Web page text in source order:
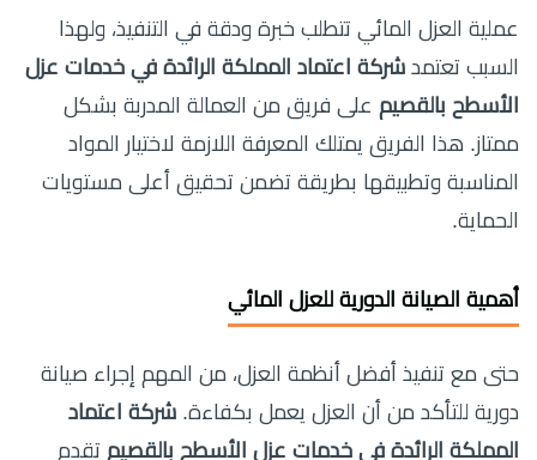
عملية العزل المائي تتطلب خبرة ودقة في التنفيذ، ولهذا
السبب تعتمد شركة اعتماد المملكة الرائدة في خدمات عزل
الأسطح بالقصيم على فريق من العمالة المدربة بشكل
ممتاز. هذا الفريق يمتلك المعرفة اللازمة لاختيار المواد
المناسبة وتطبيقها بطريقة تضمن تحقيق أعلى مستويات
الحماية.
أهمية الصيانة الدورية للعزل المائي
حتى مع تنفيذ أفضل أنظمة العزل، من المهم إجراء صيانة
دورية للتأكد من أن العزل يعمل بكفاءة. شركة اعتماد
المملكة الرائدة في خدمات عزل الأسطح بالقصيم تقدم